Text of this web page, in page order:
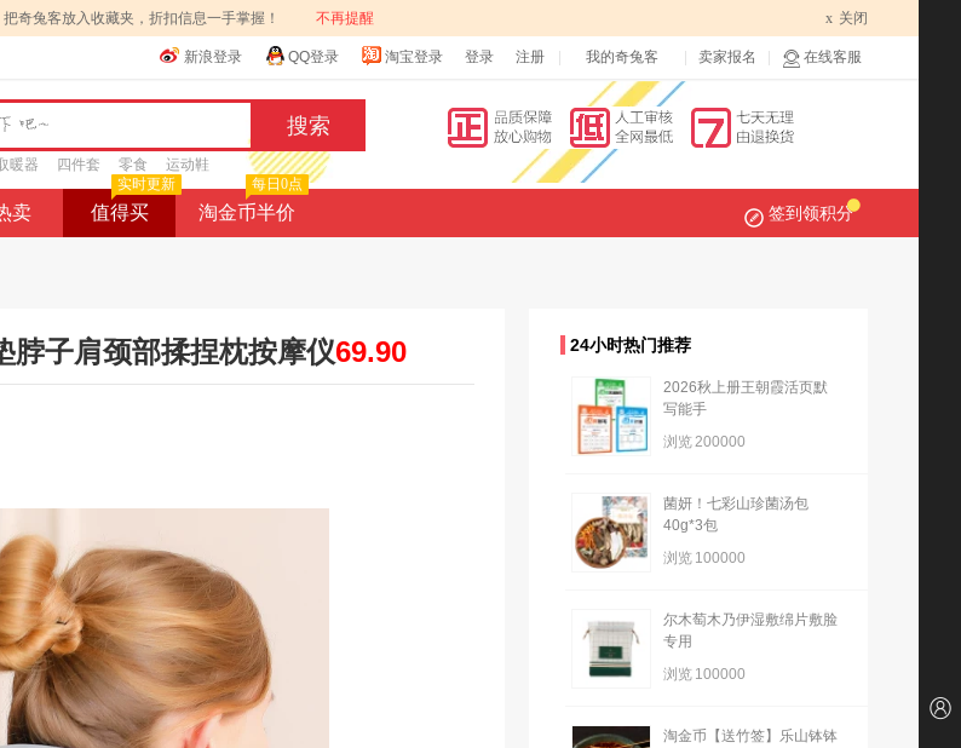
把奇兔客放入收藏夹，折扣信息一手掌握！ 不再提醒 x 关闭
新浪登录 QQ登录 淘宝登录 登录 注册 我的奇兔客 卖家报名 在线客服
暖器 四件套 零食 运动鞋
卖 值得买
实时更新
淘金币半价
每日0点
签到领积分
脖子肩颈部揉捏枕按摩仪69.90 24小时热门推荐
2026秋上册王朝霞活页默
写能手
浏览200000
菌妍！七彩山珍菌汤包
40g*3包
浏览 100000
尔木萄木乃伊湿敷绵片敷脸
专用
浏览 100000
淘金币【送竹签】乐山钵钵